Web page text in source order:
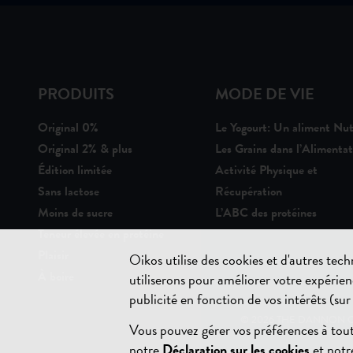
PRODUITS
Original 0%
Original 2% & plus
Édition limitée
Sans lactose
Moins de sucre
Teneur élevée en protéine
MODE DE VIE
Le Yogourt: Un aliment
Les Grains dans
Activité Physique et
Récupération
L’ABC des protéines
Oikos utilise des cookies et d'autres
utiliserons pour améliorer votre
publicité en fonction de vos intérêts
Vous pouvez gérer vos préférences à